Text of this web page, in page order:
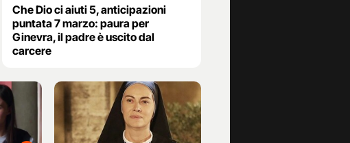
Che Dio ci aiuti 5, anticipazioni
puntata 7 marzo: paura per
Ginevra, il padre è uscito dal
carcere